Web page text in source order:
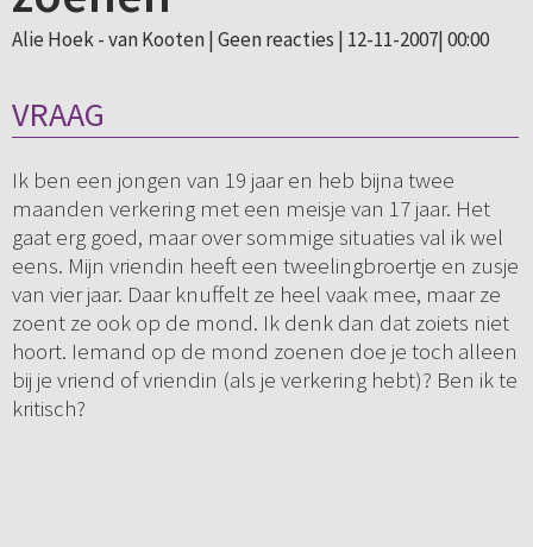
Alie Hoek - van Kooten | Geen reacties | 12-11-2007| 00:00
VRAAG
Ik ben een jongen van 19 jaar en heb bijna twee
maanden verkering met een meisje van 17 jaar. Het
gaat erg goed, maar over sommige situaties val ik wel
eens. Mijn vriendin heeft een tweelingbroertje en zusje
van vier jaar. Daar knuffelt ze heel vaak mee, maar ze
zoent ze ook op de mond. Ik denk dan dat zoiets niet
hoort. Iemand op de mond zoenen doe je toch alleen
bij je vriend of vriendin (als je verkering hebt)? Ben ik te
kritisch?